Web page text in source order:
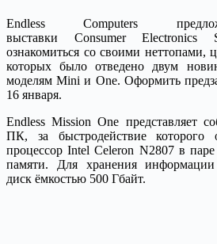
Endless Computers
выставки Consumer
ознакомиться со своими неттопами,
которых было отведено двум
моделям Mini и One. Оформить
16 января.
Endless Mission One представляет
ПК, за быстродействие которого
процессор Intel Celeron N2807 в
памяти. Для хранения информации
диск ёмкостью 500 Гбайт.